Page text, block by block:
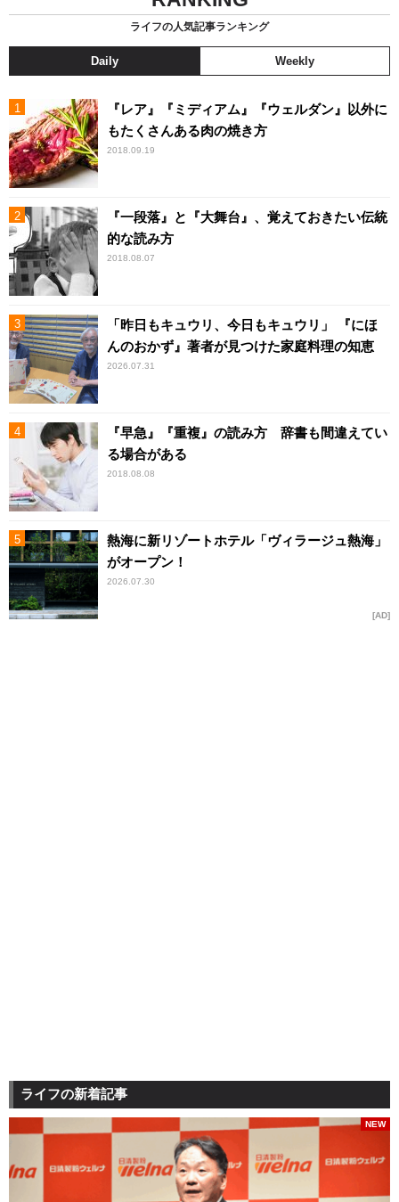
ライフの人気記事ランキング
Daily Weekly
『レア』『ミディアム』『ウェルダン』以外に
もたくさんある肉の焼き方
2018.09.19
『一段落』と『大舞台』、覚えておきたい伝統
的な読み方
2018.08.07
「昨日もキュウリ、今日もキュウリ」 『にほ
んのおかず』著者が見つけた家庭料理の知恵
2026.07.31
『早急』『重複』の読み方 辞書も間違えてい
る場合がある
2018.08.08
熱海に新リゾートホテル「ヴィラージュ熱海」
がオープン！
2026.07.30
AD
ライフの新着記事
NEW